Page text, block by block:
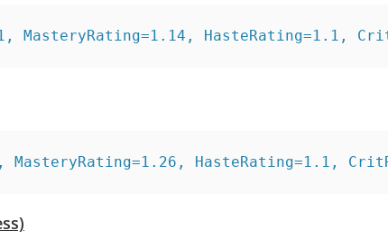
MasteryRating=1.14, HasteRating=1.1,
HasteRating=1.1,